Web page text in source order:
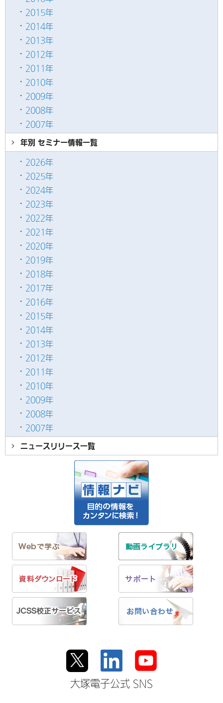
2015年
2014年
2013年
2012年
2011年
2010年
2009年
2008年
2007年
年別 セミナー情報一覧
2026年
2025年
2024年
2023年
2022年
2021年
2020年
2019年
2018年
2017年
2016年
2015年
2014年
2013年
2012年
2011年
2010年
2009年
2008年
2007年
ニュースリリース一覧
大塚電子公式 SNS